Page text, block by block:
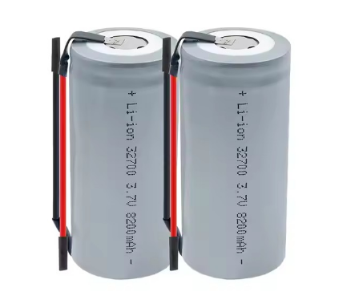
20Ah
22Ah
38120
40152S
IFR32138
Lifepo4
40152S
33140